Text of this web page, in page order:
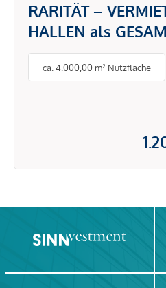
RARITÄT –
HALLEN als
zu KAUFEN!
ca. 4.000,00 m² Nutzfläche